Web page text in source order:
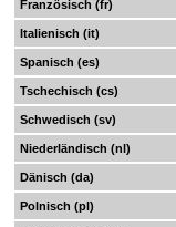
Französisch (fr)
Italienisch (it)
Spanisch (es)
Tschechisch (cs)
Schwedisch (sv)
Niederländisch (nl)
Dänisch (da)
Polnisch (pl)